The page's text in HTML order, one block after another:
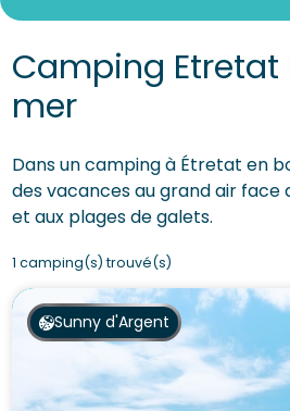
Camping Etretat
mer
Dans un camping à Étretat en
des vacances au grand air face
et aux plages de galets.
1 camping(s) trouvé(s)
Sunny d'Argent